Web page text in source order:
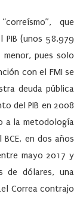
que
PIB (unos 58.979
pues solo
con el FMI se
deuda pública
del PIB en 2008
a la metodología
en dos años
mayo 2017 y
de dólares, una
Correa contrajo